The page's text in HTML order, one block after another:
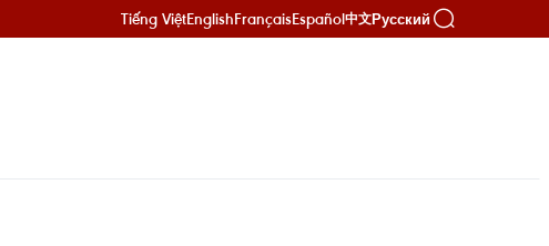
Tiếng ViệtEnglishFrançaisEspañol中文Русский